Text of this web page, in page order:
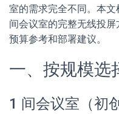
室的需求完全不同。本
间会议室的完整无线投屏
预算参考和部署建议。
一、按规模选
1 间会议室（初